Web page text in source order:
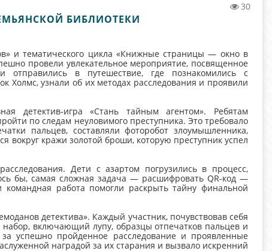
30
БИБЛИОТЕКИ
и тематического цикла «Книжные страницы — окно в
провели увлекательное мероприятие, посвященное
отправились в путешествие, где познакомились с
узнали об их методах расследования и проявили
детектив-игра «Стань тайным агентом». Ребятам
по следам неуловимого преступника. Это требовало
пальцев, составляли фоторобот злоумышленника,
вокруг кражи золотой броши, которую преступник успел
Дети с азартом погрузились в процесс,
бы, самая сложная задача — расшифровать QR-код —
работа помогли раскрыть тайну финальной
детектива». Каждый участник, почувствовав себя
включающий лупу, образцы отпечатков пальцев и
успешно пройденное расследование и проявленные
наградой за их старания и вызвало искренний